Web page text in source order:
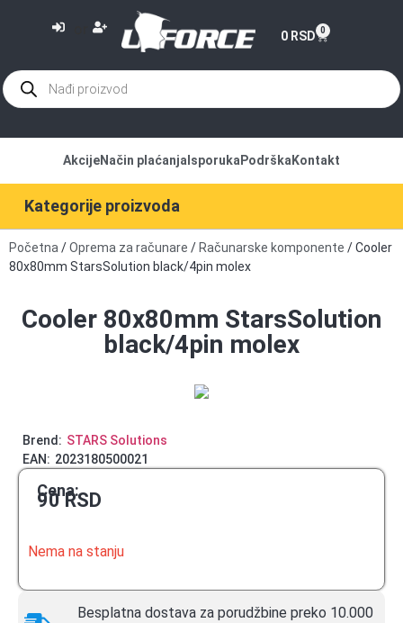
0 RSD 0
Kategorije proizvoda
AkcijeNačin plaćanja Isporuka Podrška Kontakt
Početna /Oprema za računare / Računarske komponente / Cooler
80x80mm StarsSolution black/4pin molex
Cooler 80x80mm StarsSolution
black/4pin molex
Brend: STARS Solutions
EAN: 2023180500021
Cena:
90RSD
Nema na stanju
Besplatna dostava za porudžbine preko 10.000